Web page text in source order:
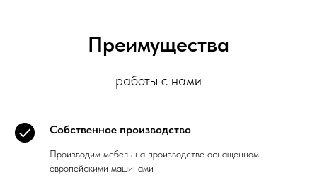
Преимущества
работы с нами
Собственное производство
Производим мебель на производстве оснащенном
европейскими машинами